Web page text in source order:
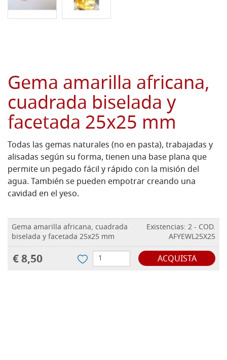
Gema amarilla africana,
cuadrada biselada y
facetada 25x25 mm
Todas las gemas naturales (no en pasta), trabajadas y
alisadas según su forma, tienen una base plana que
permite un pegado fácil y rápido con la misión del
agua. También se pueden empotrar creando una
cavidad en el yeso.
Gema amarilla africana, cuadrada
biselada y facetada 25x25 mm
Existencias: 2 - COD.
AFYEWL25X25
€ 8,50 ACQUISTA